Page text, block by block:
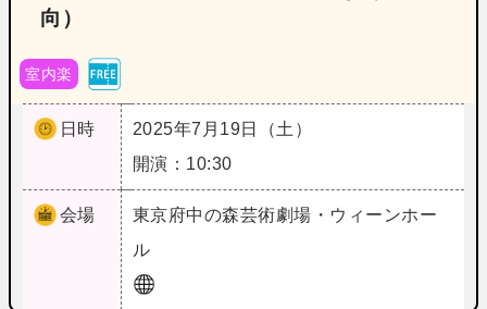
向）
室内楽
日時
2025年7月19日（土）
開演：10:30
会場 東京府中の森芸術劇場・ウィーンホー
ル